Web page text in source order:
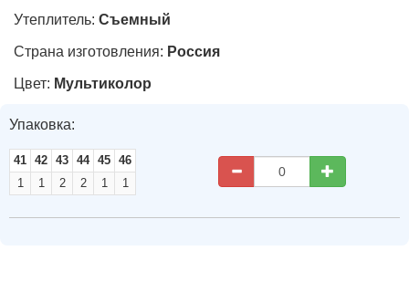
Утеплитель: Съемный
Страна изготовления: Россия
Цвет: Мультиколор
Упаковка:
41
1
42
1
43
2
44
2
45
1
46
1